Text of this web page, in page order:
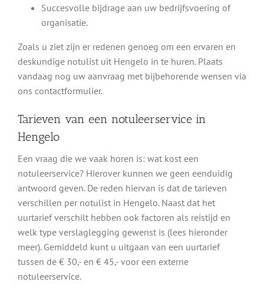
Succesvolle bijdrage aan uw bedrijfsvoering of
organisatie.
Zoals u ziet zijn er redenen genoeg om een ervaren en
deskundige notulist uit Hengelo in te huren. Plaats
vandaag nog uw aanvraag met bijbehorende wensen via
ons contactformulier.
Tarieven van een notuleerservice in
Hengelo
Een vraag die we vaak horen is: wat kost een
notuleerservice? Hierover kunnen we geen eenduidig
antwoord geven. De reden hiervan is dat de tarieven
verschillen per notulist in Hengelo. Naast dat het
uurtarief verschilt hebben ook factoren als reistijd en
welk type verslaglegging gewenst is (lees hieronder
meer). Gemiddeld kunt u uitgaan van een uurtarief
tussen de € 30,- en € 45,- voor een externe
notuleerservice.